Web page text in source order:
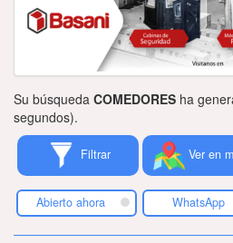
Su búsqueda COMEDORES ha
segundos).
Filtrar Ver en
Abierto ahora WhatsApp